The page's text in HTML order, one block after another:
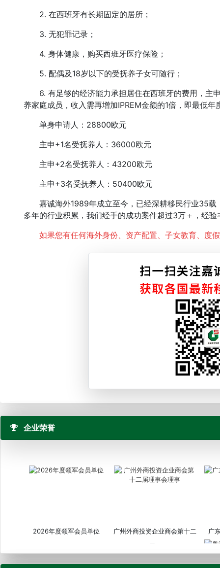
2. 在西班牙有长期固定的居所；
3. 无犯罪记录；
4. 身体健康，购买西班牙医疗保险；
5. 配偶及18岁以下的受抚养子女可随行；
6. 有足够的经济能力承担居住在西班牙的费用，主
养家庭成员，收入需再增加IPREM金额的1倍，即最低年
单身申请人：28800欧元
主申+1名受抚养人：36000欧元
主申+2名受抚养人：43200欧元
主申+3名受抚养人：50400欧元
嘉诚海外1989年成立至今，已经深耕移民行业35载
多年的行业积累，我们经手的成功案件超过3万＋，经
如果您有任何海外身份、资产配置、子女教育、度
企业荣誉
2026年度领军会员单位
广州外商投资企业商会第十二
届...
广